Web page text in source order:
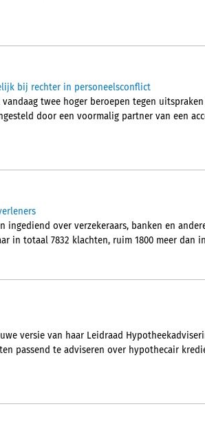
bij rechter in personeelsconflict
twee hoger beroepen tegen
door een voormalig partner van een
ingediend over verzekeraars, banken en
totaal 7832 klachten, ruim 1800 meer dan
versie van haar Leidraad
passend te adviseren over hypothecair